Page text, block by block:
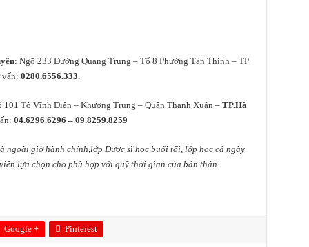
: Ngõ 233 Đường Quang Trung – Tổ 8 Phường Tân Thịnh – TP
0280.6556.333.
101 Tô Vĩnh Diện – Khương Trung – Quận Thanh Xuân – TP.Hà
04.6296.6296 – 09.8259.8259
ngoài giờ hành chính,lớp Dược sĩ học buổi tối, lớp học cả ngày
lựa chọn cho phù hợp với quỹ thời gian của bản thân.
Google + Pinterest